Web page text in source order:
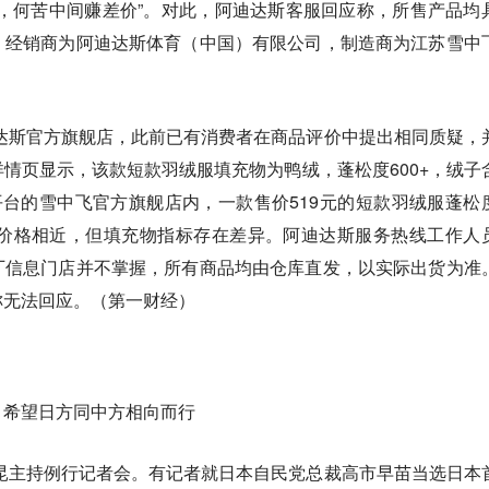
何苦中间赚差价”。对此，阿迪达斯客服回应称，所售产品均
销商为阿迪达斯体育（中国）有限公司，制造商为江苏雪中
官方旗舰店，此前已有消费者在商品评价中提出相同质疑，
页显示，该款短款羽绒服填充物为鸭绒，蓬松度600+，绒子
的雪中飞官方旗舰店内，一款售价519元的短款羽绒服蓬松
格相近，但填充物指标存在差异。阿迪达斯服务热线工作人
息门店并不掌握，所有商品均由仓库直发，以实际出货为准
法回应。（第一财经）
望日方同中方相向而行
持例行记者会。有记者就日本自民党总裁高市早苗当选日本